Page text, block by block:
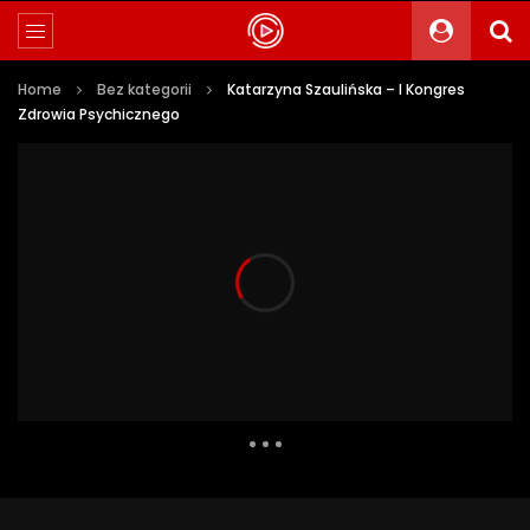
Home Bez kategorii
Katarzyna Szaulińska – I Kongres
Zdrowia Psychicznego